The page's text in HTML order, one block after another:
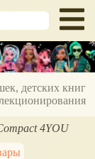
детских книг
4YOU